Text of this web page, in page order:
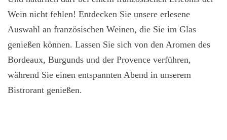
Wein nicht fehlen! Entdecken Sie unsere erlesene
Auswahl an französischen Weinen, die Sie im Glas
genießen können. Lassen Sie sich von den Aromen des
Bordeaux, Burgunds und der Provence verführen,
während Sie einen entspannten Abend in unserem
Bistrorant genießen.